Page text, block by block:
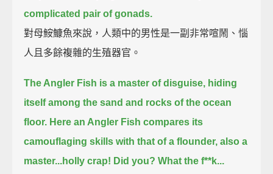
complicated pair of gonads.
對母鮟鱇魚來說，人類中的男性是一副非常喧鬧、惱
人且多餘複雜的生殖器官。
The Angler Fish is a master of disguise, hiding
itself among the sand and rocks of the ocean
floor. Here an Angler Fish compares its
camouflaging skills with that of a flounder, also a
master...holly crap! Did you? What the f**k...